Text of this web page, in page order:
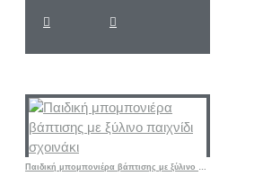
Παιδική μπομπονιέρα βάπτισης με ξύλινο παιχνίδι σχοινάκι